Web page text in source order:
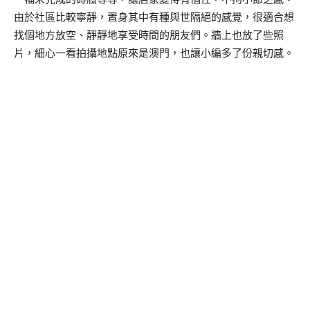
由於社區比較寧靜，置身其中有種與世隔絕的感覺，很適合想
找個地方放空、靜靜地享受時間的朋友們。牆上也放了些照
片，細心一看拍攝地點原來是澳門，也讓小編多了份親切感。